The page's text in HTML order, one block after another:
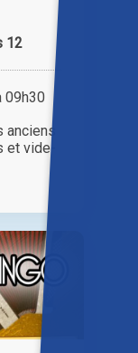
12
09h30
anciens
et vide-